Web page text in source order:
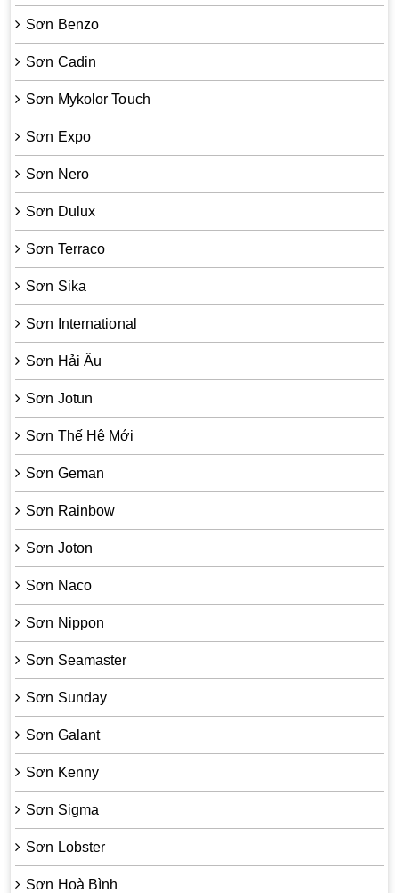
Sơn Benzo
Sơn Cadin
Sơn Mykolor Touch
Sơn Expo
Sơn Nero
Sơn Dulux
Sơn Terraco
Sơn Sika
Sơn International
Sơn Hải Âu
Sơn Jotun
Sơn Thế Hệ Mới
Sơn Geman
Sơn Rainbow
Sơn Joton
Sơn Naco
Sơn Nippon
Sơn Seamaster
Sơn Sunday
Sơn Galant
Sơn Kenny
Sơn Sigma
Sơn Lobster
Sơn Hoà Bình